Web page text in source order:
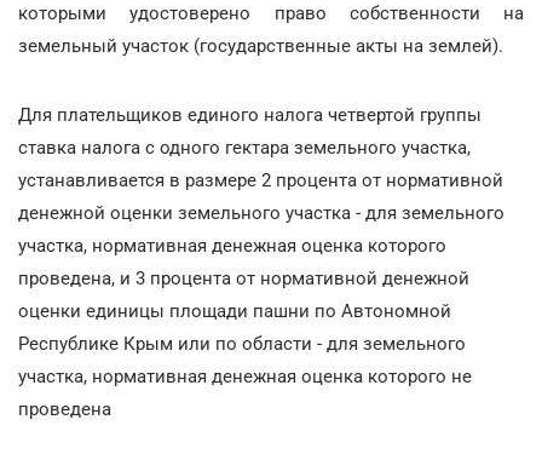
которыми удостоверено право собственности на
земельный участок (государственные акты на землей).
Для плательщиков единого налога четвертой группы
ставка налога с одного гектара земельного участка,
устанавливается в размере 2 процента от нормативной
денежной оценки земельного участка - для земельного
участка, нормативная денежная оценка которого
проведена, и 3 процента от нормативной денежной
оценки единицы площади пашни по Автономной
Республике Крым или по области - для земельного
участка, нормативная денежная оценка которого не
проведена